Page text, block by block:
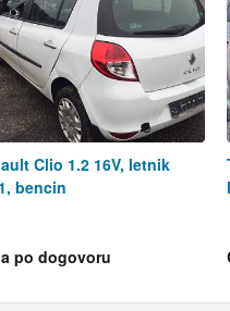
Clio 1.2 16V, letnik
bencin
po dogovoru